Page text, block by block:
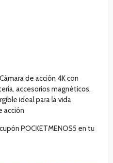
de acción 4K con
accesorios magnéticos,
ideal para la vida
acción
POCKETMENOS5 en tu